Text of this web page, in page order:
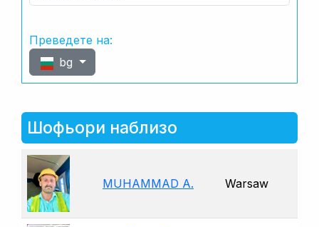
Преведете на:
bg
Шофьори наблизо
MUHAMMAD A. Warsaw